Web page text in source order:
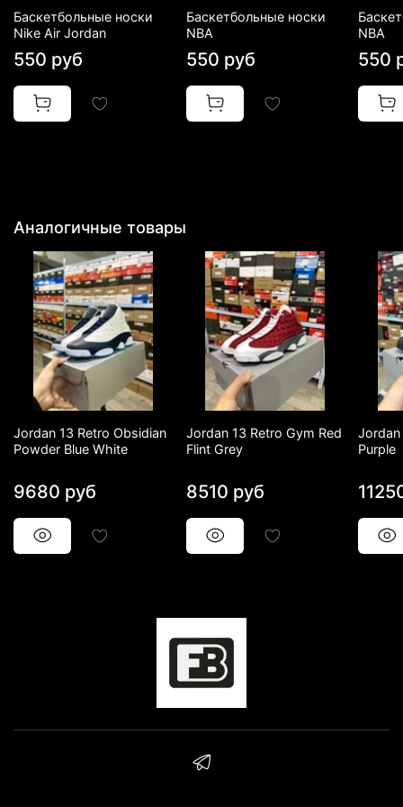
Баскетбольные носки
Nike Air Jordan
550 руб
Баскетбольные носки
NBA
550 руб
NBA
550
Аналогичные товары
Jordan 13 Retro Obsidian
Powder Blue White
9680 руб
Jordan 13 Retro Gym Red
Flint Grey
8510 руб
Jordan
Purple